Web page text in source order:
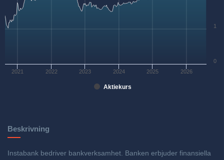
Aktiekurs
2021 2022 2023 2024 2025 2026
0
1
Beskrivning
Instabank bedriver bankverksamhet. Banken erbjuder finansiella